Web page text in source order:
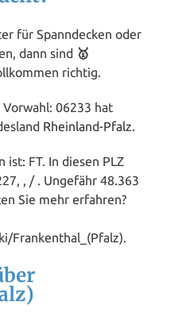
für Spanndecken oder
dann sind 🥇
richtig.
06233 hat
Rheinland-Pfalz.
ist: FT. In diesen PLZ
, / . Ungefähr 48.363
Sie mehr erfahren?
Frankenthal_(Pfalz).